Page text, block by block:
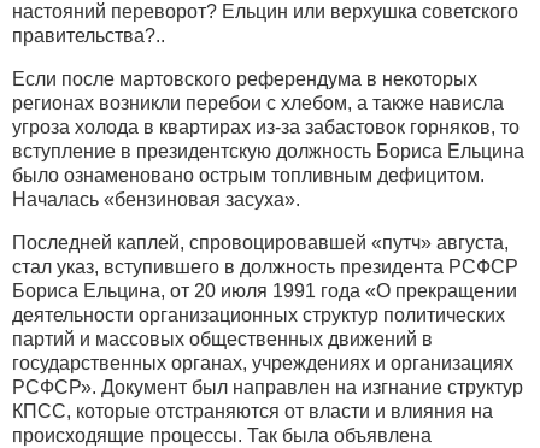
настояний переворот? Ельцин или верхушка советского
правительства?..
Если после мартовского референдума в некоторых
регионах возникли перебои с хлебом, а также нависла
угроза холода в квартирах из-за забастовок горняков, то
вступление в президентскую должность Бориса Ельцина
было ознаменовано острым топливным дефицитом.
Началась «бензиновая засуха».
Последней каплей, спровоцировавшей «путч» августа,
стал указ, вступившего в должность президента РСФСР
Бориса Ельцина, от 20 июля 1991 года «О прекращении
деятельности организационных структур политических
партий и массовых общественных движений в
государственных органах, учреждениях и организациях
РСФСР». Документ был направлен на изгнание структур
КПСС, которые отстраняются от власти и влияния на
происходящие процессы. Так была объявлена